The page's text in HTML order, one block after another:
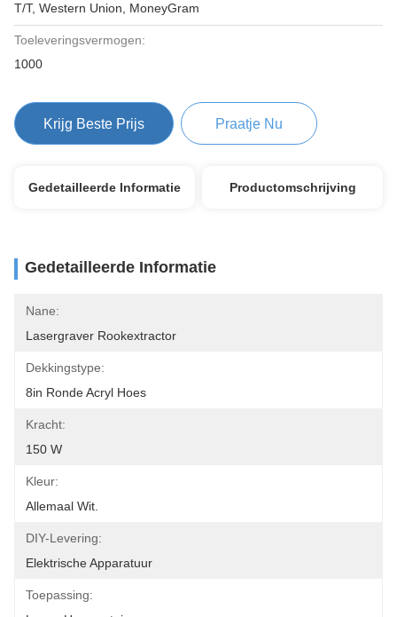
T/T, Western Union, MoneyGram
Toeleveringsvermogen:
1000
Krijg Beste Prijs Praatje Nu
Gedetailleerde Informatie Productomschrijving
Gedetailleerde Informatie
Nane:
Lasergraver Rookextractor
Dekkingstype:
8in Ronde Acryl Hoes
Kracht:
150 W
Kleur:
Allemaal Wit.
DIY-Levering:
Elektrische Apparatuur
Toepassing: